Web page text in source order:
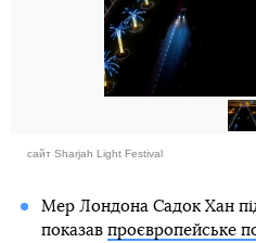
сайт Sharjah Light Festival
Мер Лондона Садок Хан
показав проєвропейське